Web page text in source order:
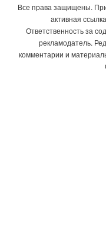
Все права защищены.
активная
Ответственность за
рекламодатель.
комментарии и